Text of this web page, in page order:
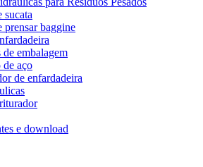
sucata
prensar baggine
de embalagem
aço
de enfardadeira
e download